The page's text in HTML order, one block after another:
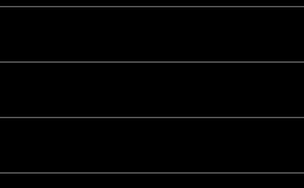
ドを失念した場合は、直ちに当社に申
従うものとします。又、当該IDおよび
ェブサイトの利用は、当該会員により